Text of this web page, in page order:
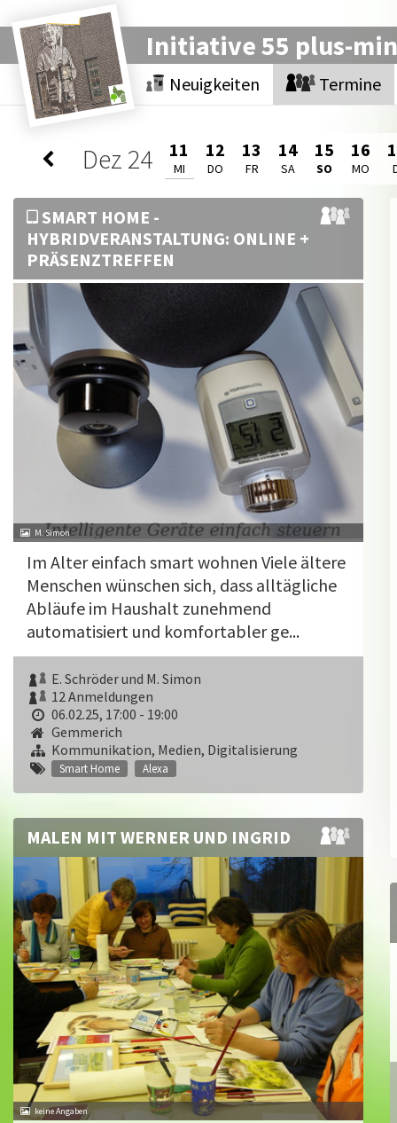
Initiative 55 plus-
Neuigkeiten Termine
Dez 24 11
MI
12
DO
13
FR
14
SA
15
SO
16
MO
SMART HOME -
HYBRIDVERANSTALTUNG: ONLINE +
PRÄSENZTREFFEN
M. Simon
Im Alter einfach smart wohnen Viele ältere
Menschen wünschen sich, dass alltägliche
Abläufe im Haushalt zunehmend
automatisiert und komfortabler ge...
E. Schröder und M. Simon
12 Anmeldungen
06.02.25, 17:00 - 19:00
Gemmerich
Kommunikation, Medien, Digitalisierung
Smart Home Alexa
MALEN MIT WERNER UND INGRID